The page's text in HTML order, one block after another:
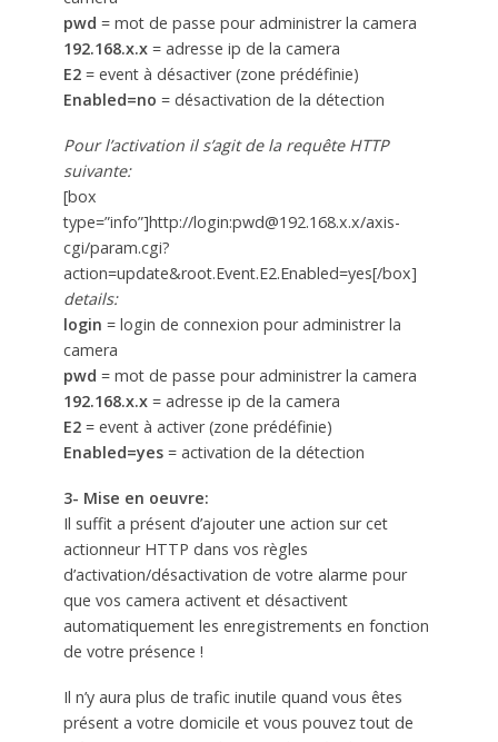
pwd = mot de passe pour administrer la camera
192.168.x.x= adresse ip de la camera
E2= event à désactiver (zone prédéfinie)
Enabled=no = désactivation de la détection
Pour l’activation il s’agit de la requête HTTP
suivante:
[box
type=”info”]http://login:pwd@192.168.x.x/axis-
cgi/param.cgi?
action=update&root.Event.E2.Enabled=yes[/box]
details:
login = login de connexion pour administrer la
camera
pwd = mot de passe pour administrer la camera
192.168.x.x= adresse ip de la camera
E2= event à activer (zone prédéfinie)
Enabled=yes= activation de la détection
3- Mise en oeuvre:
Il suffit a présent d’ajouter une action sur cet
actionneur HTTP dans vos règles
d’activation/désactivation de votre alarme pour
que vos camera activent et désactivent
automatiquement les enregistrements en fonction
de votre présence !
Il n’y aura plus de trafic inutile quand vous êtes
présent a votre domicile et vous pouvez tout de